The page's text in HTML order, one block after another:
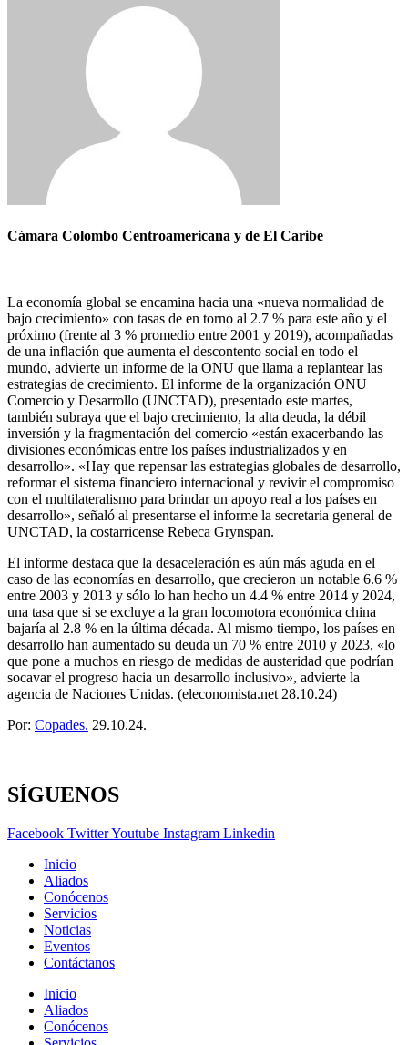
Cámara Colombo Centroamericana y de El Caribe
La economía global se encamina hacia una «nueva normalidad de
bajo crecimiento» con tasas de en torno al 2.7 % para este año y el
próximo (frente al 3 % promedio entre 2001 y 2019), acompañadas
de una inflación que aumenta el descontento social en todo el
mundo, advierte un informe de la ONU que llama a replantear las
estrategias de crecimiento. El informe de la organización ONU
Comercio y Desarrollo (UNCTAD), presentado este martes,
también subraya que el bajo crecimiento, la alta deuda, la débil
inversión y la fragmentación del comercio «están exacerbando las
divisiones económicas entre los países industrializados y en
desarrollo». «Hay que repensar las estrategias globales de desarrollo,
reformar el sistema financiero internacional y revivir el compromiso
con el multilateralismo para brindar un apoyo real a los países en
desarrollo», señaló al presentarse el informe la secretaria general de
UNCTAD, la costarricense Rebeca Grynspan.
El informe destaca que la desaceleración es aún más aguda en el
caso de las economías en desarrollo, que crecieron un notable 6.6 %
entre 2003 y 2013 y sólo lo han hecho un 4.4 % entre 2014 y 2024,
una tasa que si se excluye a la gran locomotora económica china
bajaría al 2.8 % en la última década. Al mismo tiempo, los países en
desarrollo han aumentado su deuda un 70 % entre 2010 y 2023, «lo
que pone a muchos en riesgo de medidas de austeridad que podrían
socavar el progreso hacia un desarrollo inclusivo», advierte la
agencia de Naciones Unidas. (eleconomista.net 28.10.24)
Por: Copades. 29.10.24.
SÍGUENOS
Facebook TwitterYoutube Instagram Linkedin
Inicio
Aliados
Conócenos
Servicios
Noticias
Eventos
Contáctanos
Inicio
Aliados
Conócenos